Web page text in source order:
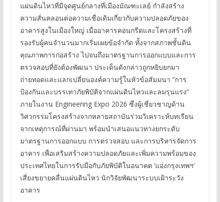
แผ่นดินไหวที่มีจุดศูนย์กลางที่เมืองมัณฑะเลย์ กำลังสร้าง
ความสั่นคลอนต่อความเชื่อเดิมเกี่ยวกับความปลอดภัยของ
อาคารสูงในเมืองใหญ่ เมื่ออาคารคอนกรีตและโครงสร้างที่
รองรับผู้คนจำนวนมากเริ่มเผยข้อจำกัด ทั้งจากสภาพชั้นดิน
คุณภาพการก่อสร้าง ไปจนถึงมาตรฐานการออกแบบและการ
ตรวจสอบที่ยังต้องพัฒนา ประเด็นดังกล่าวถูกหยิบยกมา
ถ่ายทอดและแลกเปลี่ยนองค์ความรู้ในหัวข้อสัมมนา “การ
ป้องกันและบรรเทาภัยพิบัติจากแผ่นดินไหวและลมรุนแรง”
ภายในงาน Engineering Expo 2026 ซึ่งผู้เชี่ยวชาญด้าน
วิศวกรรมโครงสร้างจากหลายสถาบันร่วมวิเคราะห์บทเรียน
จากเหตุการณ์ที่ผ่านมา พร้อมนำเสนอแนวทางยกระดับ
มาตรฐานการออกแบบ การตรวจสอบ และการบริหารจัดการ
อาคาร เพื่อเสริมสร้างความปลอดภัยและเพิ่มความพร้อมของ
ประเทศไทยในการรับมือกับภัยพิบัติในอนาคต ‘แอ่งกรุงเทพฯ’
เสี่ยงขยายคลื่นแผ่นดินไหว นักวิจัยพัฒนาระบบเฝ้าระวัง
อาคาร